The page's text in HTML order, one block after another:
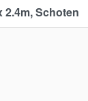
2.4m, Schoten